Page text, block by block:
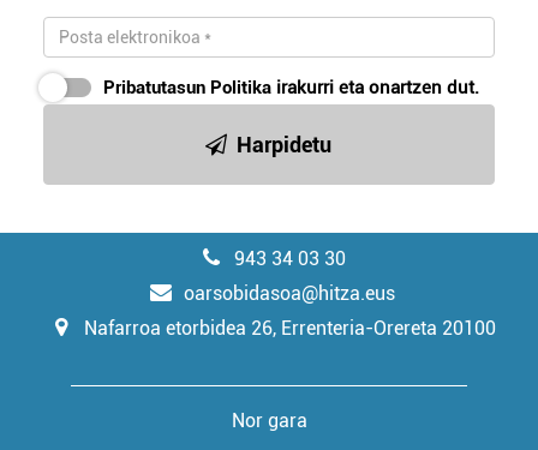
Pribatutasun Politika irakurri eta onartzen dut.
Harpidetu
943 34 03 30
oarsobidasoa@hitza.eus
Nafarroa etorbidea 26, Errenteria-Orereta 20100
Nor gara